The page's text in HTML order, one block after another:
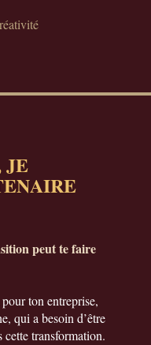
JE
peut te faire
ton entreprise,
qui a besoin d’être
cette transformation.